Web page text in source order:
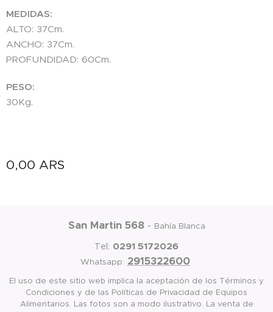
MEDIDAS:
ALTO: 37Cm.
ANCHO: 37Cm.
PROFUNDIDAD: 60Cm.
PESO:
30Kg.
0,00 ARS
San Martin 568- Bahía Blanca
Tel: 0291 5172026
Whatsapp: 2915322600
El uso de este sitio web implica la aceptación de los Términos y
Condiciones y de las Políticas de Privacidad de Equipos
Alimentarios. Las fotos son a modo ilustrativo. La venta de